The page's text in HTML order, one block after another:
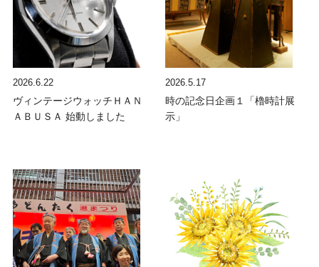
2026.6.22
ヴィンテージウォッチＨＡＮ
ＡＢＵＳＡ 始動しました
2026.5.17
時の記念日企画１「櫓時計展
示」